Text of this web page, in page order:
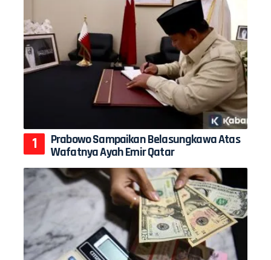
Prabowo Sampaikan Belasungkawa Atas
Wafatnya Ayah Emir Qatar